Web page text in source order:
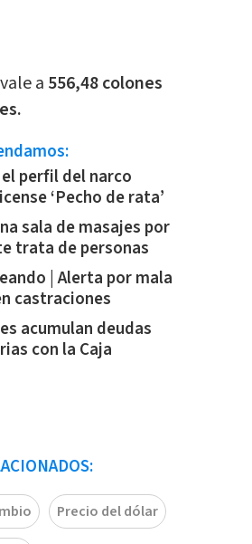
a 556,48 colones
perfil del narco
‘Pecho de rata’
sala de masajes por
trata de personas
| Alerta por mala
castraciones
acumulan deudas
con la Caja
Precio del dólar